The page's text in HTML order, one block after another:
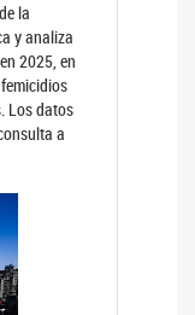
la
y analiza
2025, en
Los datos
a